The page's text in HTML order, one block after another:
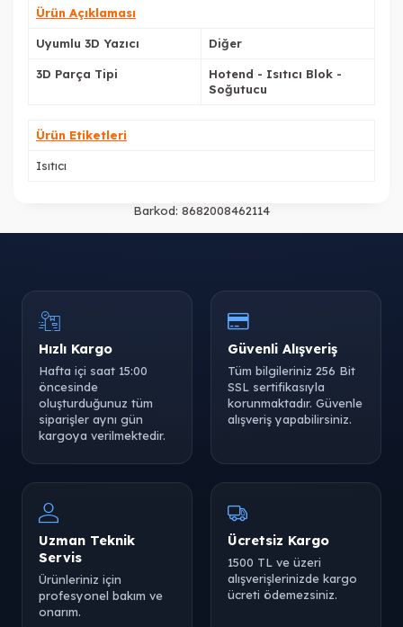
Ürün Açıklaması
Uyumlu 3D Yazıcı Diğer
3D Parça Tipi
Hotend - Isıtıcı Blok -
Soğutucu
Ürün Etiketleri
Isıtıcı
Barkod: 8682008462114
Hızlı Kargo
Hafta içi saat 15:00
öncesinde
oluşturduğunuz tüm
siparişler aynı gün
kargoya verilmektedir.
Güvenli Alışveriş
Tüm bilgileriniz 256 Bit
SSL sertifikasıyla
korunmaktadır. Güvenle
alışveriş yapabilirsiniz.
Uzman Teknik
Servis
Ürünleriniz için
profesyonel bakım ve
onarım.
Ücretsiz Kargo
1500 TL ve üzeri
alışverişlerinizde kargo
ücreti ödemezsiniz.